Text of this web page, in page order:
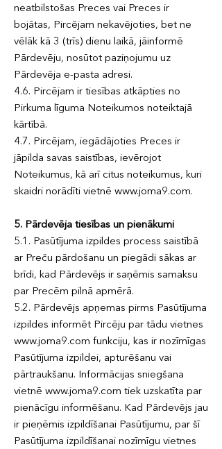
neatbilstošas Preces vai Preces ir
bojātas, Pircējam nekavējoties, bet ne
vēlāk kā 3 (trīs) dienu laikā, jāinformē
Pārdevēju, nosūtot paziņojumu uz
Pārdevēja e-pasta adresi.
4.6. Pircējam ir tiesības atkāpties no
Pirkuma līguma Noteikumos noteiktajā
kārtībā.
4.7. Pircējam, iegādājoties Preces ir
jāpilda savas saistības, ievērojot
Noteikumus, kā arī citus noteikumus, kuri
skaidri norādīti vietnē www.joma9.com.
5. Pārdevēja tiesības un pienākumi
5.1. Pasūtījuma izpildes process saistībā
ar Preču pārdošanu un piegādi sākas ar
brīdi, kad Pārdevējs ir saņēmis samaksu
par Precēm pilnā apmērā.
5.2. Pārdevējs apņemas pirms Pasūtījuma
izpildes informēt Pircēju par tādu vietnes
www.joma9.com funkciju, kas ir nozīmīgas
Pasūtījuma izpildei, apturēšanu vai
pārtraukšanu. Informācijas sniegšana
vietnē www.joma9.com tiek uzskatīta par
pienācīgu informēšanu. Kad Pārdevējs jau
ir pieņēmis izpildīšanai Pasūtījumu, par šī
Pasūtījuma izpildīšanai nozīmīgu vietnes